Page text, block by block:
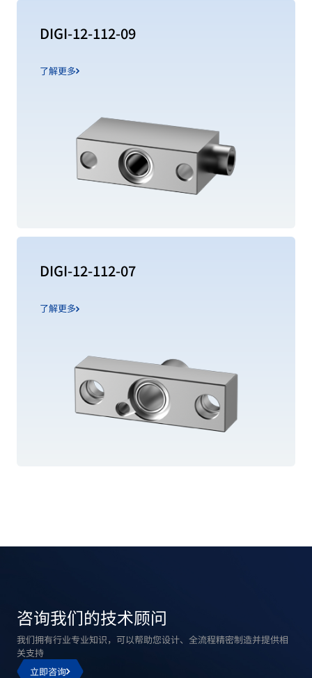
DIGI-12-112-09
了解更多
DIGI-12-112-07
了解更多
咨询我们的技术顾问
我们拥有行业专业知识，可以帮助您设计、全流程精密制造并提供相
关支持
立即咨询